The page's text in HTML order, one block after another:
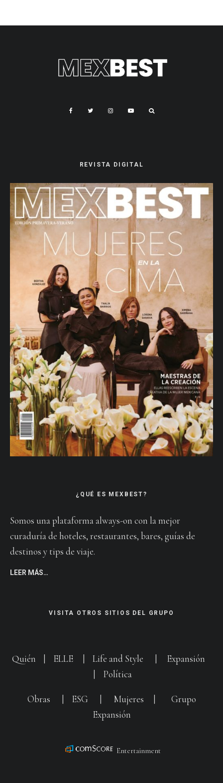
REVISTA DIGITAL
¿QUÉ ES MEXBEST?
Somos una plataforma always-on con la mejor
curaduría de hoteles, restaurantes, bares, guías de
destinos y tips de viaje.
LEER MÁS…
VISITA OTROS SITIOS DEL GRUPO
Quién ELLE Life and Style
Expansión
Política
Obras ESG Mujeres
Grupo
Expansión
Entertainment